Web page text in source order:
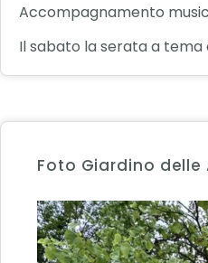
Accompagnamento
Il sabato la serata a
Foto Giardino delle